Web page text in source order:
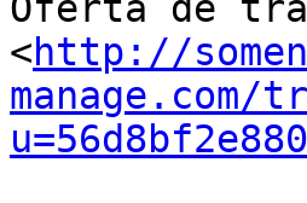
Oferta de
<http://